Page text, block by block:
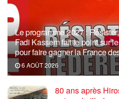
Le programme 2027 :
Fadi Kassem fait le point sur
pour faire gagner la France
6 AOÛT 2026
80 ans après